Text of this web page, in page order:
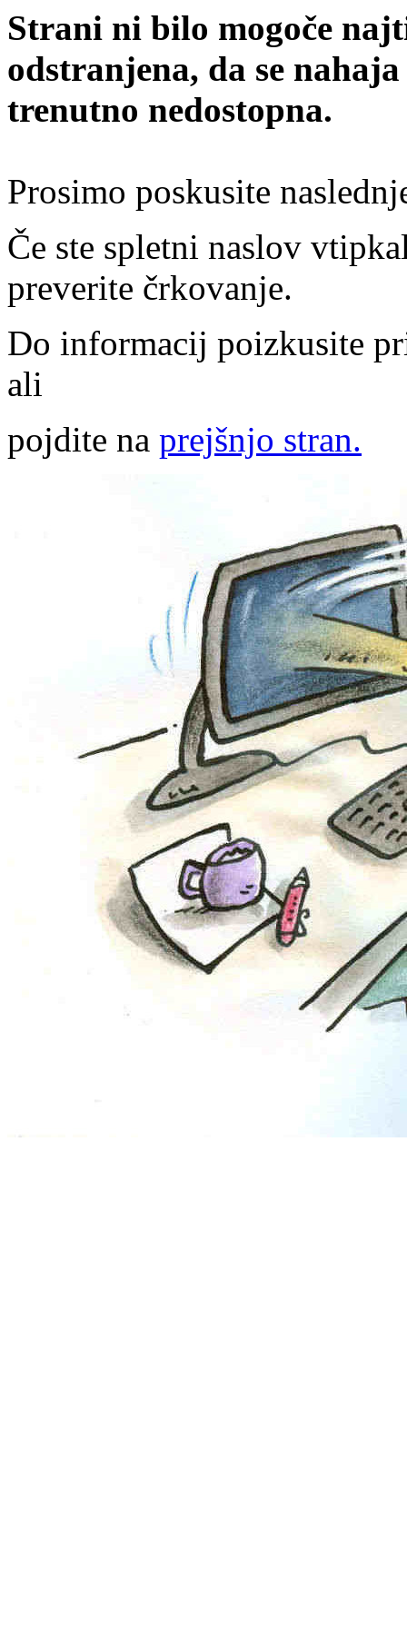
Strani ni bilo mogoče
odstranjena, da se
trenutno nedostopna.
Prosimo poskusite
Če ste spletni naslov
preverite črkovanje.
Do informacij poizkusite
ali
pojdite na prejšnjo stran.